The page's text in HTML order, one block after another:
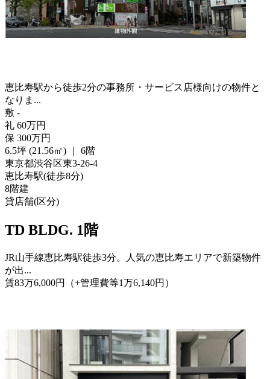
恵比寿駅から徒歩2分の事務所・サービス店様向けの物件と
なりま...
敷 -
礼 60万円
保 300万円
6.5坪 (21.56㎡)
6階
東京都渋谷区東3-26-4
恵比寿駅(徒歩8分)
8階建
貸店舗(区分)
TD BLDG. 1階
JR山手線恵比寿駅徒歩3分。人気の恵比寿エリアで新築物件
が出...
賃83万6,000円 （+管理費等1万6,140円 ）